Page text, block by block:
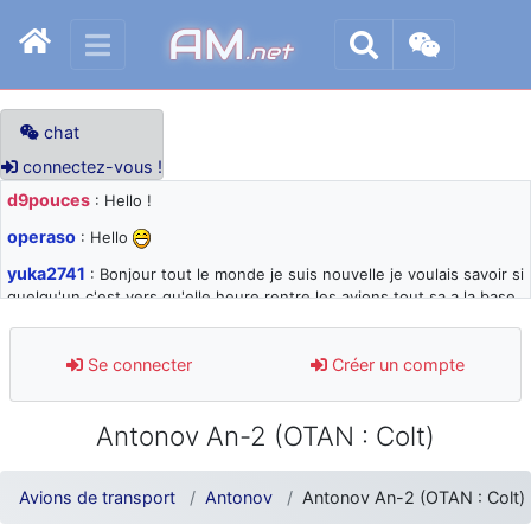
AM.net
chat
connectez-vous !
d9pouces : Hello !
operaso : Hello
yuka2741 : Bonjour tout le monde je suis nouvelle je voulais savoir si
quelqu'un c'est vers qu'elle heure rentre les avions tout sa a la base
d9pouces: désolé pour les quelques blocages du site ces derniers
jours : je teste des méthodes contre le spam et les bots trop nocifs
: Super, la nouvelle bannière
d9pouces
: je suis un avion@,._,+ > lesquels ? je ne suis pas sûr de
comprendre
Se connecter Créer un compte
Antonov An-2 (OTAN : Colt)
Avions de transport Antonov Antonov An-2 (OTAN : Colt)